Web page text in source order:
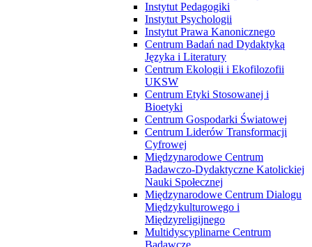
Instytut Pedagogiki
Instytut Psychologii
Instytut Prawa Kanonicznego
Centrum Badań nad Dydaktyką
Języka i Literatury
Centrum Ekologii i Ekofilozofii
UKSW
Centrum Etyki Stosowanej i
Bioetyki
Centrum Gospodarki Światowej
Centrum Liderów Transformacji
Cyfrowej
Międzynarodowe Centrum
Badawczo-Dydaktyczne Katolickiej
Nauki Społecznej
Międzynarodowe Centrum Dialogu
Międzykulturowego i
Międzyreligijnego
Multidyscyplinarne Centrum